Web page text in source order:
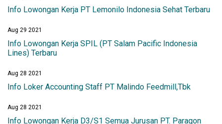
Info Lowongan Kerja PT Lemonilo Indonesia Sehat Terbaru
Aug 29 2021
Info Lowongan Kerja SPIL (PT Salam Pacific Indonesia
Lines) Terbaru
Aug 28 2021
Info Loker Accounting Staff PT Malindo Feedmill,Tbk
Aug 28 2021
Info Lowongan Kerja D3/S1 Semua Jurusan PT. Paragon